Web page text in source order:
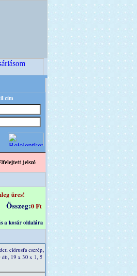
- A Kreatív Világ
cím
jelszó
üres!
Összeg:0 Ft
a kosár oldalára
cidrusfa cserép,
db, 19 x 30 x 1, 5